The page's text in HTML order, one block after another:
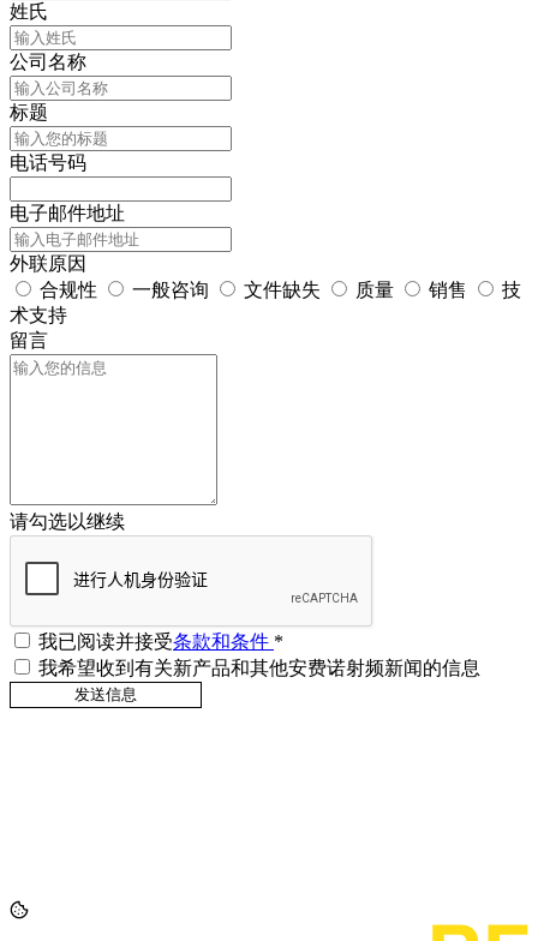
姓氏
公司名称
标题
电话号码
电子邮件地址
外联原因
合规性
一般咨询 文件缺失 质量 销售
技
术支持
留言
请勾选以继续
我已阅读并接受条款和条件 *
我希望收到有关新产品和其他安费诺射频新闻的信息